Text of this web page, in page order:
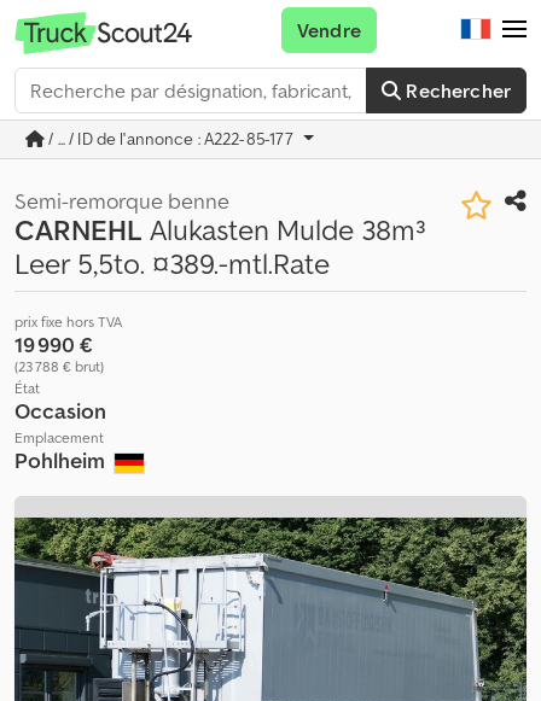
Rechercher
Vendre
/ ... / ID de l'annonce : A222-85-177
Semi-remorque benne
CARNEHL Alukasten Mulde 38m³
Leer 5,5to. ¤389.-mtl.Rate
prix fixe hors TVA
19 990 €
(23 788 € brut)
État
Occasion
Emplacement
Pohlheim